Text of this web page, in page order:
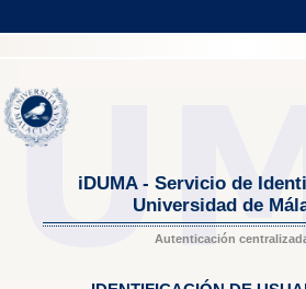
iDUMA - Servicio de
Universidad de
Autenticación